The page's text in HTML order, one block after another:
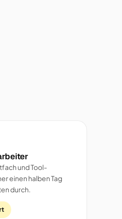
und Tool-
einen halben Tag
durch.